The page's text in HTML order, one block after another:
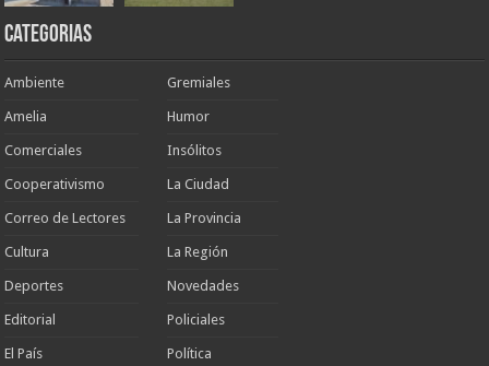
Categorias
Ambiente
Amelia
Comerciales
Cooperativismo
Correo de Lectores
Cultura
Deportes
Editorial
El País
Gremiales
Humor
Insólitos
La Ciudad
La Provincia
La Región
Novedades
Policiales
Política